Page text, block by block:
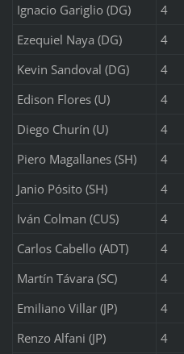
Ignacio Gariglio (DG)
4
Ezequiel Naya (DG)
4
Kevin Sandoval (DG)
4
Edison Flores (U)
4
Diego Churín (U)
4
Piero Magallanes (SH)
4
Janio Pósito (SH)
4
Iván Colman (CUS)
4
Carlos Cabello (ADT)
4
Martín Távara (SC)
4
Emiliano Villar (JP)
4
Renzo Alfani (JP)
4